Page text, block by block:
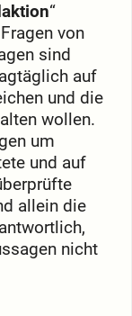
“
von
sind
auf
und die
wollen.
um
und auf
allein die
nicht